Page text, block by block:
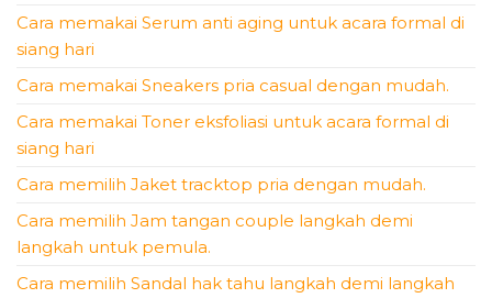
Cara memakai Serum anti aging untuk acara formal di
siang hari
Cara memakai Sneakers pria casual dengan mudah.
Cara memakai Toner eksfoliasi untuk acara formal di
siang hari
Cara memilih Jaket tracktop pria dengan mudah.
Cara memilih Jam tangan couple langkah demi
langkah untuk pemula.
Cara memilih Sandal hak tahu langkah demi langkah